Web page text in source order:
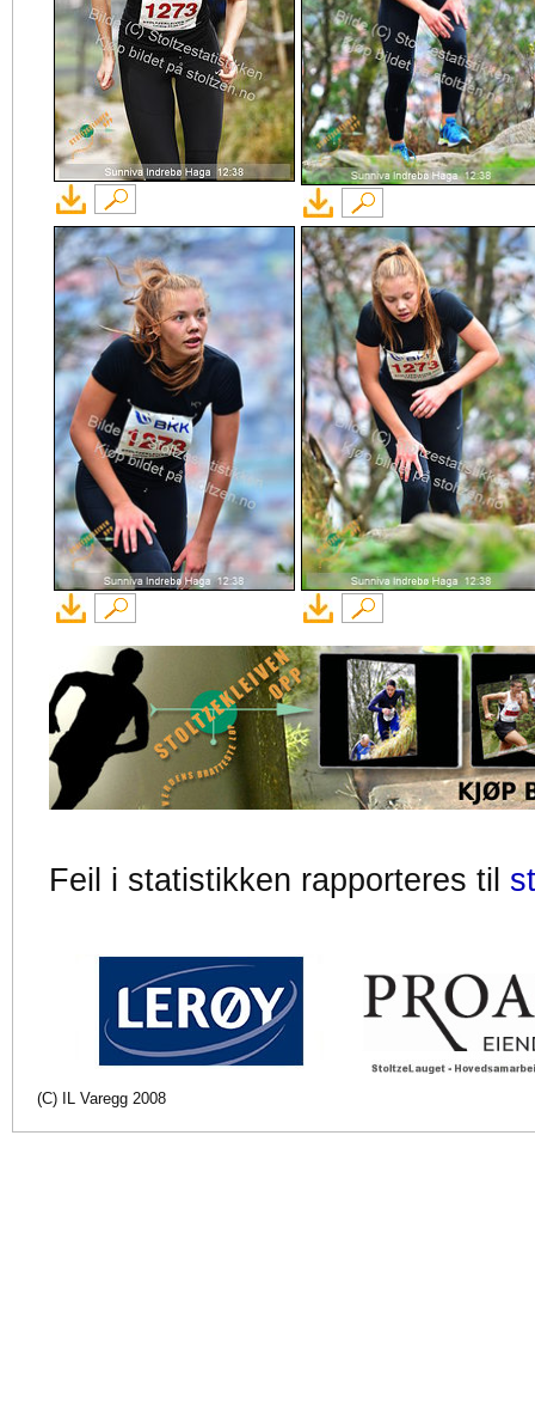
Feil i statistikken rapporteres til
(C) IL Varegg 2008